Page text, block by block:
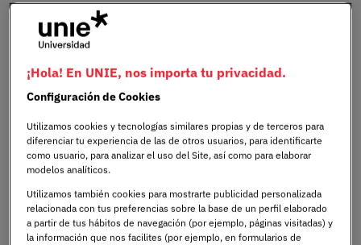
Madrid Excelente
La universidad, que abrió sus puertas en 2022,
consolida un proyecto educativo sólido y de
calidad, que en tan solo tres años académicos
suma 4.045 alumnos.
Además, la institución abrirá en 2026 su tercer
campus en Madrid, fortaleciendo su apuesta por
una formación con impacto real en la sociedad.
¡Hola! En UNIE, nos importa tu privacidad.
Configuración de Cookies
Utilizamos cookies y tecnologías similares propias y de terceros para
diferenciar tu experiencia de las de otros usuarios, para identificarte
como usuario, para analizar el uso del Site, así como para elaborar
modelos analíticos.
Utilizamos también cookies para mostrarte publicidad personalizada
relacionada con tus preferencias sobre la base de un perfil elaborado
a partir de tus hábitos de navegación (por ejemplo, páginas visitadas) y
la información que nos facilites (por ejemplo, en formularios de